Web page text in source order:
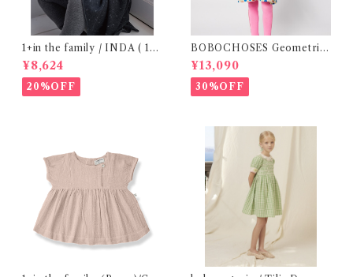
1+in the family / INDA ( 12-
48m )
¥8,624
20%OFF
BOBOCHOSES Geometric
Scacs all over dress / 4-8Y
¥13,090
30%OFF